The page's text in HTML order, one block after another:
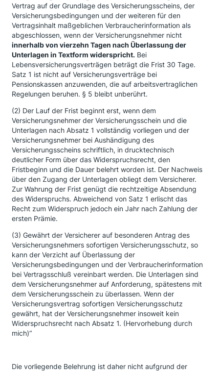
Vertrag auf der Grundlage des Versicherungsscheins, der
Versicherungsbedingungen und der weiteren für den
Vertragsinhalt maßgeblichen Verbraucherinformation als
abgeschlossen, wenn der Versicherungsnehmer nicht
innerhalb von vierzehn Tagen nach Überlassung der
Unterlagen in Textform widerspricht. Bei
Lebensversicherungsverträgen beträgt die Frist 30 Tage.
Satz 1 ist nicht auf Versicherungsverträge bei
Pensionskassen anzuwenden, die auf arbeitsvertraglichen
Regelungen beruhen. § 5 bleibt unberührt.
(2) Der Lauf der Frist beginnt erst, wenn dem
Versicherungsnehmer der Versicherungsschein und die
Unterlagen nach Absatz 1 vollständig vorliegen und der
Versicherungsnehmer bei Aushändigung des
Versicherungsscheins schriftlich, in drucktechnisch
deutlicher Form über das Widerspruchsrecht, den
Fristbeginn und die Dauer belehrt worden ist. Der Nachweis
über den Zugang der Unterlagen obliegt dem Versicherer.
Zur Wahrung der Frist genügt die rechtzeitige Absendung
des Widerspruchs. Abweichend von Satz 1 erlischt das
Recht zum Widerspruch jedoch ein Jahr nach Zahlung der
ersten Prämie.
(3) Gewährt der Versicherer auf besonderen Antrag des
Versicherungsnehmers sofortigen Versicherungsschutz, so
kann der Verzicht auf Überlassung der
Versicherungsbedingungen und der Verbraucherinformation
bei Vertragsschluß vereinbart werden. Die Unterlagen sind
dem Versicherungsnehmer auf Anforderung, spätestens mit
dem Versicherungsschein zu überlassen. Wenn der
Versicherungsvertrag sofortigen Versicherungsschutz
gewährt, hat der Versicherungsnehmer insoweit kein
Widerspruchsrecht nach Absatz 1. (Hervorhebung durch
mich)“
Die vorliegende Belehrung ist daher nicht aufgrund der